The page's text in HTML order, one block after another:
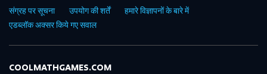
संग्रह पर सूचना
उपयोग की शर्तें
हमारे विज्ञापनों के बारे में
एडब्लॉक अक्सर किये गए सवाल
COOLMATHGAMES.COM